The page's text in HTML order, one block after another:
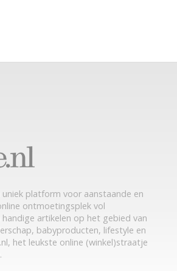
platform voor aanstaande en
ontmoetingsplek vol
artikelen op het gebied van
babyproducten, lifestyle en
het leukste online (winkel)straatje